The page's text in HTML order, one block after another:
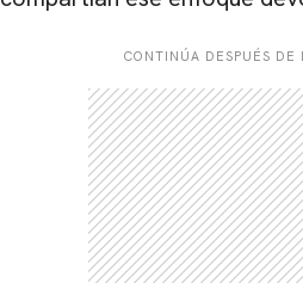
CONTINÚA DESPUÉS DE